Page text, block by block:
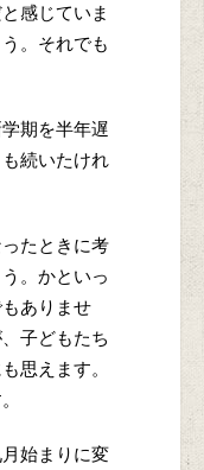
感じていま
。それでも
期を半年遅
続いたけれ
たときに考
。かといっ
ありませ
子どもたち
思えます。
始まりに変